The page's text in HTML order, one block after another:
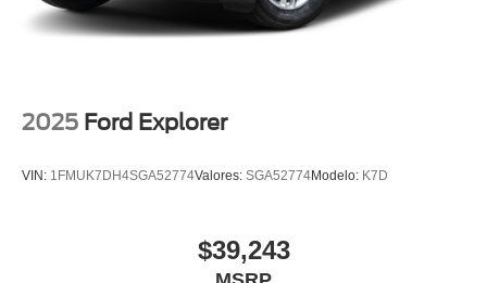
2025 Ford Explorer
VIN: 1FMUK7DH4SGA52774Valores: SGA52774Modelo: K7D
$39,243